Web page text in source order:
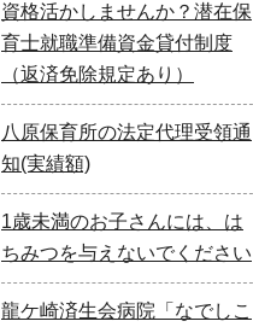
資格活かしませんか？潜在保
育士就職準備資金貸付制度
（返済免除規定あり）
八原保育所の法定代理受領通
知(実績額)
1歳未満のお子さんには、は
ちみつを与えないでください
龍ケ崎済生会病院「なでしこ